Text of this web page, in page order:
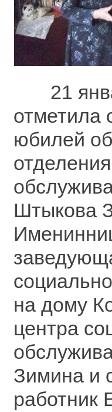
21
отметила
юбилей
Штыкова
на дому
центра
Зимина и
работник